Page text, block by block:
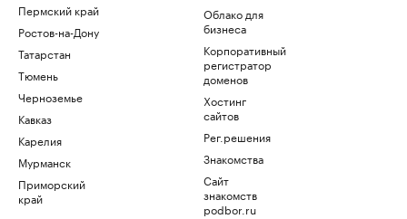
Пермский край
Ростов-на-Дону
Татарстан
Тюмень
Черноземье
Кавказ
Карелия
Мурманск
Приморский
край
Облако для
бизнеса
Корпоративный
регистратор
доменов
Хостинг
сайтов
Рег.решения
Знакомства
Сайт
знакомств
podbor.ru